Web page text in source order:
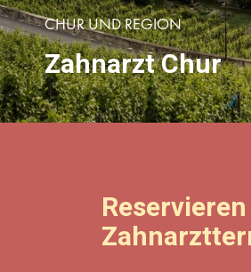
CHUR UND REGION
Zahnarzt Chur